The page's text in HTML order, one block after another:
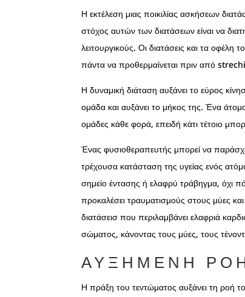
Η εκτέλεση μιας ποικιλίας ασκήσεων
στόχος αυτών των διατάσεων είναι να
λειτουργικούς. Οι διατάσεις και τα
πάντα να προθερμαίνεται πριν από
Η δυναμική διάταση αυξάνει το εύρος
ομάδα και αυξάνει το μήκος της. Ένα
ομάδες κάθε φορά, επειδή κάτι τέτοιο
Ένας φυσιοθεραπευτής μπορεί να
τρέχουσα κατάσταση της υγείας ενός
σημείο έντασης ή ελαφρύ τράβηγμα, όχι
προκαλέσει τραυματισμούς στους μύες
διατάσεισ που περιλαμβάνει ελαφριά
σώματος, κάνοντας τους μύες, τους
ΑΥΞΗΜΈΝΗ
Η πράξη του τεντώματος αυξάνει τη ροή